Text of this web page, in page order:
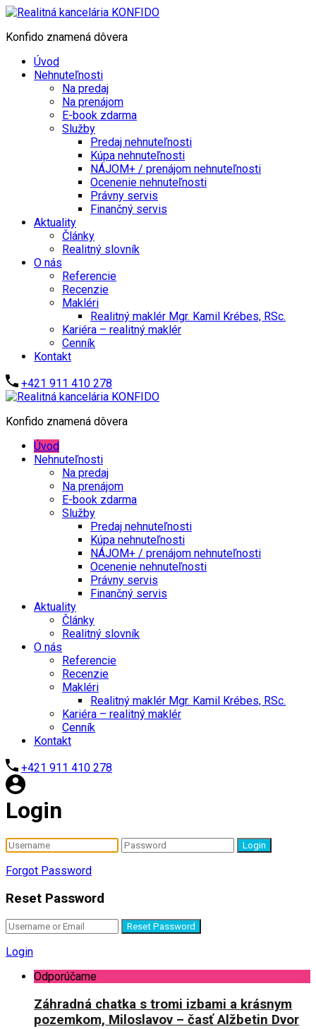
Konfido znamená dôvera
Úvod
Nehnuteľnosti
Na predaj
Na prenájom
E-book zdarma
Služby
Predaj nehnuteľnosti
Kúpa nehnuteľnosti
NÁJOM+ / prenájom nehnuteľnosti
Ocenenie nehnuteľnosti
Právny servis
Finančný servis
Aktuality
Články
Realitný slovník
O nás
Referencie
Recenzie
Makléri
Realitný maklér Mgr. Kamil Krébes, RSc.
Kariéra – realitný maklér
Cenník
Kontakt
+421 911 410 278
Konfido znamená dôvera
Úvod
Nehnuteľnosti
Na predaj
Na prenájom
E-book zdarma
Služby
Predaj nehnuteľnosti
Kúpa nehnuteľnosti
NÁJOM+ / prenájom nehnuteľnosti
Ocenenie nehnuteľnosti
Právny servis
Finančný servis
Aktuality
Články
Realitný slovník
O nás
Referencie
Recenzie
Makléri
Realitný maklér Mgr. Kamil Krébes, RSc.
Kariéra – realitný maklér
Cenník
Kontakt
+421 911 410 278
Login
Login
Forgot Password
Reset Password
Reset Password
Login
Odporúčame
Záhradná chatka s tromi izbami a krásnym
pozemkom, Miloslavov – časť Alžbetin Dvor